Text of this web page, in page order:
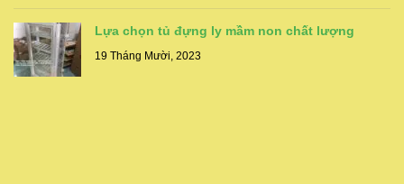
Lựa chọn tủ đựng ly mầm non chất lượng
19 Tháng Mười, 2023